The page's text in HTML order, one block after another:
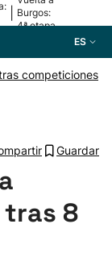
Burgos:
4ª etapa
ES
competiciones
Guardar
tras 8